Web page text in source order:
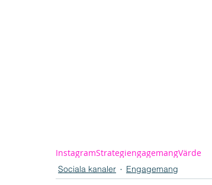
InstagramStrategiengagemangVärde
Sociala kanaler Engagemang